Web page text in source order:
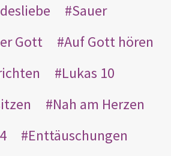
Sauer
Gott
Auf Gott hören
Lukas 10
Nah am Herzen
Enttäuschungen